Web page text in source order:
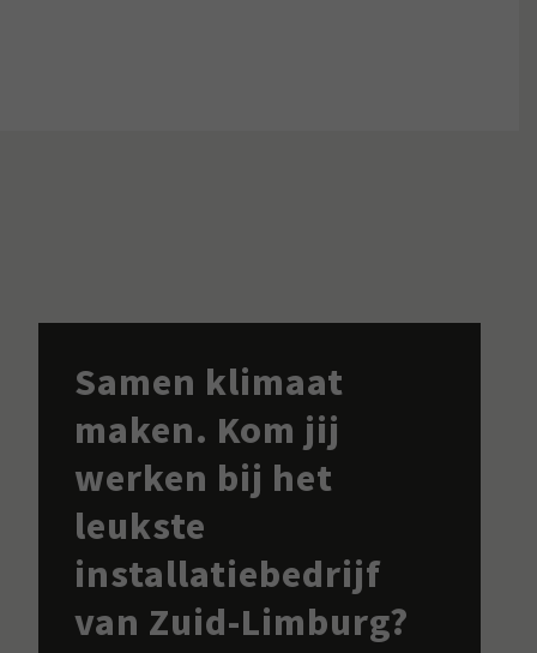
Samen klimaat
maken. Kom jij
werken bij het
leukste
installatiebedrijf
van Zuid-Limburg?